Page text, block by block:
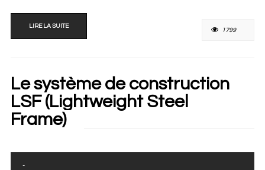
LIRE LA SUITE
1799
Le système de construction
LSF (Lightweight Steel
Frame)
-